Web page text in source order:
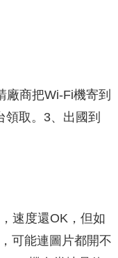
廠商把Wi-Fi機寄到
取。3、出國到
速度還OK，但如
可能連圖片都開不